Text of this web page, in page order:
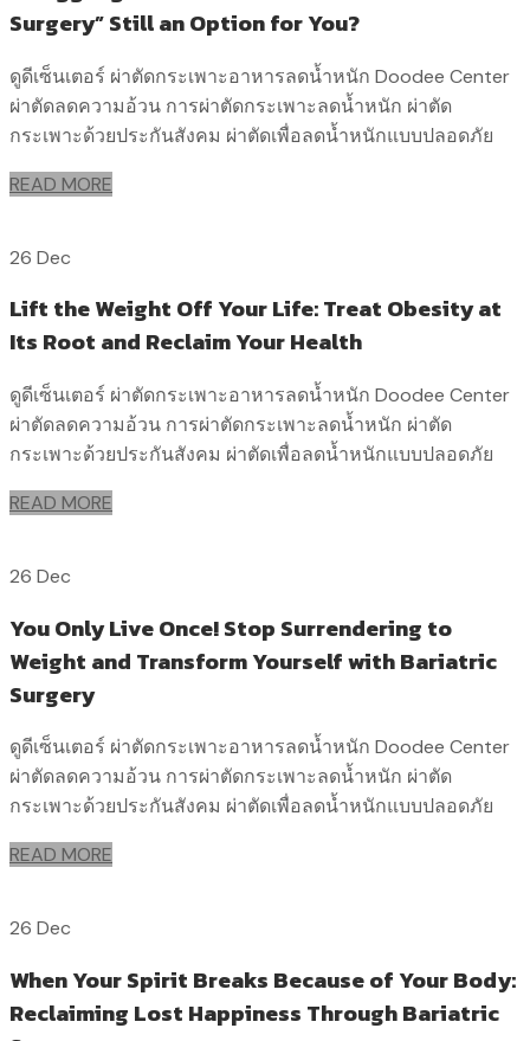
Surgery” Still an Option for You?
ดูดีเซ็นเตอร์ ผ่าตัดกระเพาะอาหารลดน้ำหนัก Doodee Center
ผ่าตัดลดความอ้วน การผ่าตัดกระเพาะลดน้ำหนัก ผ่าตัด
กระเพาะด้วยประกันสังคม ผ่าตัดเพื่อลดน้ำหนักแบบปลอดภัย
READ MORE
26 Dec
Lift the Weight Off Your Life: Treat Obesity at
Its Root and Reclaim Your Health
ดูดีเซ็นเตอร์ ผ่าตัดกระเพาะอาหารลดน้ำหนัก Doodee Center
ผ่าตัดลดความอ้วน การผ่าตัดกระเพาะลดน้ำหนัก ผ่าตัด
กระเพาะด้วยประกันสังคม ผ่าตัดเพื่อลดน้ำหนักแบบปลอดภัย
READ MORE
26 Dec
You Only Live Once! Stop Surrendering to
Weight and Transform Yourself with Bariatric
Surgery
ดูดีเซ็นเตอร์ ผ่าตัดกระเพาะอาหารลดน้ำหนัก Doodee Center
ผ่าตัดลดความอ้วน การผ่าตัดกระเพาะลดน้ำหนัก ผ่าตัด
กระเพาะด้วยประกันสังคม ผ่าตัดเพื่อลดน้ำหนักแบบปลอดภัย
READ MORE
26 Dec
When Your Spirit Breaks Because of Your Body:
Reclaiming Lost Happiness Through Bariatric